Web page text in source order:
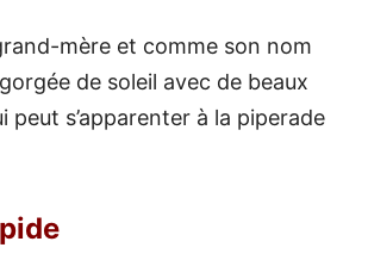
mère et comme son nom
de soleil avec de beaux
peut s’apparenter à la piperade